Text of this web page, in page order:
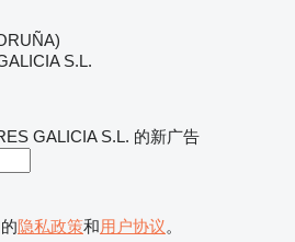
S.L.
GALICIA S.L. 的新广告
隐私政策和用户协议。